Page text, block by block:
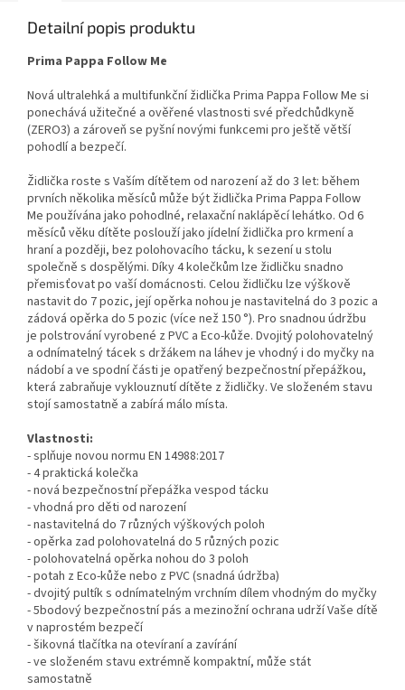
Detailní popis produktu
Prima Pappa Follow Me
Nová ultralehká a multifunkční židlička Prima Pappa Follow Me si
ponechává užitečné a ověřené vlastnosti své předchůdkyně
(ZERO3) a zároveň se pyšní novými funkcemi pro ještě větší
pohodlí a bezpečí.
Židlička roste s Vaším dítětem od narození až do 3 let: během
prvních několika měsíců může být židlička Prima Pappa Follow
Me používána jako pohodlné, relaxační naklápěcí lehátko. Od 6
měsíců věku dítěte poslouží jako jídelní židlička pro krmení a
hraní a později, bez polohovacího tácku, k sezení u stolu
společně s dospělými. Díky 4 kolečkům lze židličku snadno
přemisťovat po vaší domácnosti. Celou židličku lze výškově
nastavit do 7 pozic, její opěrka nohou je nastavitelná do 3 pozic a
zádová opěrka do 5 pozic (více než 150 °). Pro snadnou údržbu
je polstrování vyrobené z PVC a Eco-kůže. Dvojitý polohovatelný
a odnímatelný tácek s držákem na láhev je vhodný i do myčky na
nádobí a ve spodní části je opatřený bezpečnostní přepážkou,
která zabraňuje vyklouznutí dítěte z židličky. Ve složeném stavu
stojí samostatně a zabírá málo místa.
Vlastnosti:
- splňuje novou normu EN 14988:2017
- 4 praktická kolečka
- nová bezpečnostní přepážka vespod tácku
- vhodná pro děti od narození
- nastavitelná do 7 různých výškových poloh
- opěrka zad polohovatelná do 5 různých pozic
- polohovatelná opěrka nohou do 3 poloh
- potah z Eco-kůže nebo z PVC (snadná údržba)
- dvojitý pultík s odnímatelným vrchním dílem vhodným do myčky
- 5bodový bezpečnostní pás a mezinožní ochrana udrží Vaše dítě
v naprostém bezpečí
- šikovná tlačítka na otevíraní a zavírání
- ve složeném stavu extrémně kompaktní, může stát
samostatně